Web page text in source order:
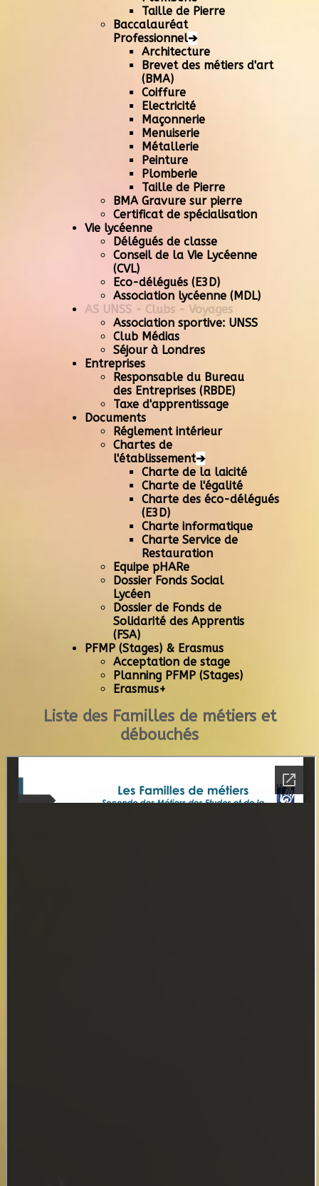
Taille de Pierre
Baccalauréat
Professionnel➔
Architecture
Brevet des métiers d'art
(BMA)
Coiffure
Electricité
Maçonnerie
Menuiserie
Métallerie
Peinture
Plomberie
Taille de Pierre
BMA Gravure sur pierre
Certificat de spécialisation
Vie lycéenne
Délégués de classe
Conseil de la Vie Lycéenne
(CVL)
Eco-délégués (E3D)
Association lycéenne (MDL)
AS UNSS - Clubs - Voyages
Association sportive: UNSS
Club Médias
Séjour à Londres
Entreprises
Responsable du Bureau
des Entreprises (RBDE)
Taxe d'apprentissage
Documents
Réglement intérieur
Chartes de
l'établissement➔
Charte de la laicité
Charte de l'égalité
Charte des éco-délégués
(E3D)
Charte informatique
Charte Service de
Restauration
Equipe pHARe
Dossier Fonds Social
Lycéen
Dossier de Fonds de
Solidarité des Apprentis
(FSA)
PFMP (Stages) & Erasmus
Acceptation de stage
Planning PFMP (Stages)
Erasmus+
Liste des Familles de métiers et
débouchés